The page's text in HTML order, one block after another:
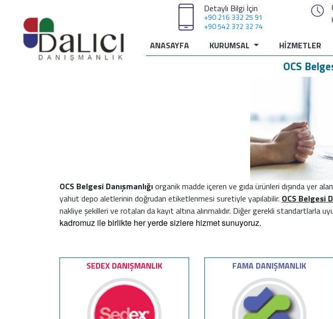
Detaylı Bilgi İçin
+90 216 332 25 91
+90 542 372 32 74
ANASAYFA KURUMSAL HİZMETLER
OCS
OCS Belgesi Danışmanlığıorganik madde içeren ve gıda ürünleri dışında yer
yahut depo aletlerinin doğrudan etiketlenmesi suretiyle yapılabilir. OCS Belgesi
nakliye şekilleri ve rotaları da kayıt altına alınmalıdır. Diğer gerekli standartlarla
kadromuz ile birlikte her yerde sizlere hizmet sunuyoruz.
SEDEX DANIŞMANLIK FAMA DANIŞMANLIK